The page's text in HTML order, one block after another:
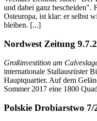
und dabei ganz bescheiden".
Osteuropa, ist klar: er selbst
bleiben. [...]
Nordwest Zeitung
Großinvestition am
internationale Stallausrüster
Hauptquartier. Auf dem
Sommer 2017 eine 1800
Polskie Drobiarstwo 7/